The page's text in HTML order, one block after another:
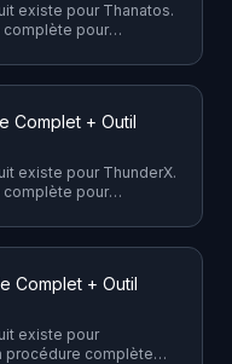
existe pour Thanatos.
complète pour
Complet + Outil
existe pour ThunderX.
complète pour
Complet + Outil
existe pour
procédure complète